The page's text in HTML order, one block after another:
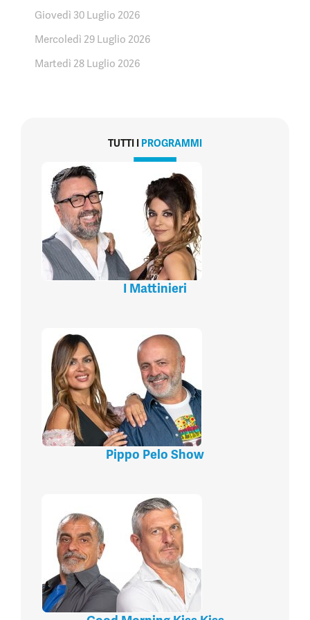
Giovedì 30 Luglio 2026
Mercoledì 29 Luglio 2026
Martedì 28 Luglio 2026
TUTTI I PROGRAMMI
I Mattinieri
Pippo Pelo Show